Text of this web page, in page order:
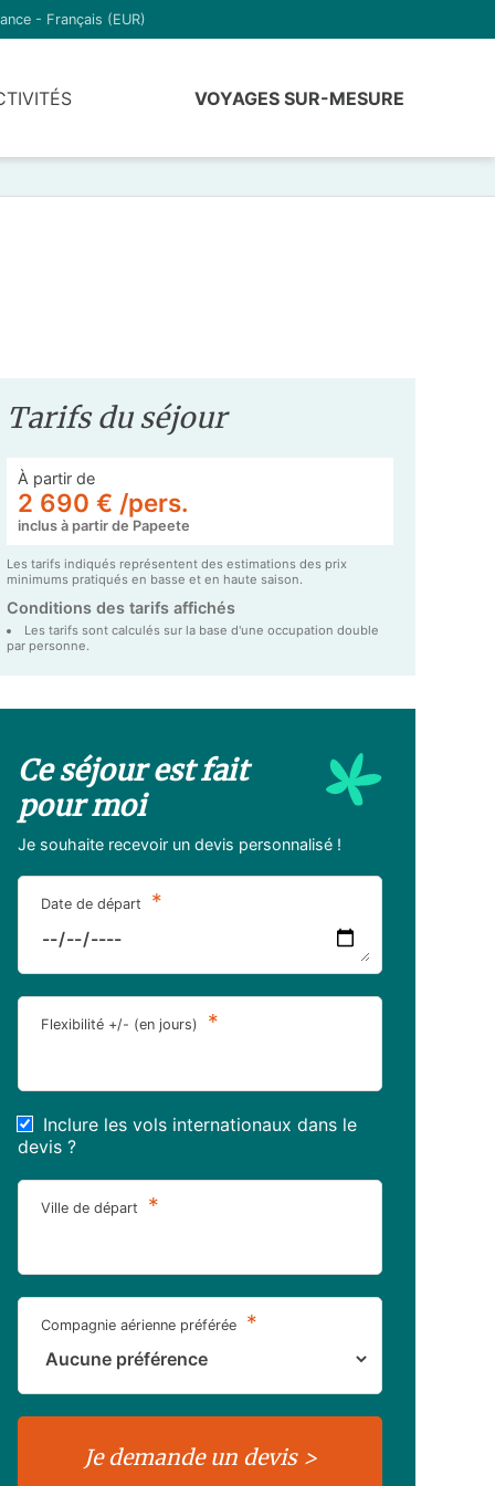
- Français (EUR)
VOYAGES SUR-MESURE
Tarifs du séjour
À partir de
2 690 € /pers.
inclus à partir de Papeete
Les tarifs indiqués représentent des estimations des prix
minimums pratiqués en basse et en haute saison.
Conditions des tarifs affichés
Les tarifs sont calculés sur la base d'une occupation double
par personne.
Ce séjour est fait
pour moi
Je souhaite recevoir un devis personnalisé !
Date de départ *
Flexibilité +/- (en jours) *
Inclure les vols internationaux dans le
devis ?
Ville de départ *
Compagnie aérienne préférée *